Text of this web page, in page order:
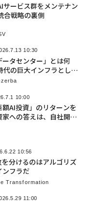
サービス群をメンテナン
合戦略の裏側
10:30
ータセンター」とは何
代の巨大インフラとして
のか
10:00
額AI投資」のリターンを
への答えは、自社開発
10:56
分けるのはアルゴリズ
ンフラだ
Transformation
11:00